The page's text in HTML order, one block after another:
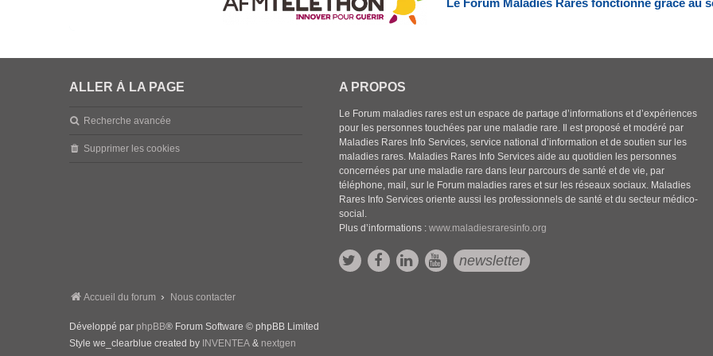
Le Forum Maladies Rares fonctionne grâce au
ALLER À LA PAGE
Recherche avancée
Supprimer les cookies
A PROPOS
Le Forum maladies rares est un espace de partage d’informations et d’expériences
pour les personnes touchées par une maladie rare. Il est proposé et modéré par
Maladies Rares Info Services, service national d’information et de soutien sur les
maladies rares. Maladies Rares Info Services aide au quotidien les personnes
concernées par une maladie rare dans leur parcours de santé et de vie, par
téléphone, mail, sur le Forum maladies rares et sur les réseaux sociaux. Maladies
Rares Info Services oriente aussi les professionnels de santé et du secteur médico-
social.
Plus d’informations :www.maladiesraresinfo.org
newsletter
Accueil du forum Nous contacter
Développé par phpBB® Forum Software © phpBB Limited
Style we_clearblue created by INVENTEA & nextgen